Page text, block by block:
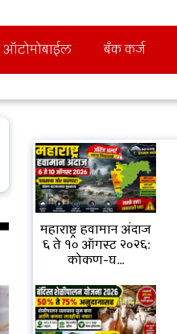
ऑटोमोबाईल बँक कर्ज
महाराष्ट्र हवामान अंदाज
६ ते १० ऑगस्ट २०२६:
कोकण-घ...